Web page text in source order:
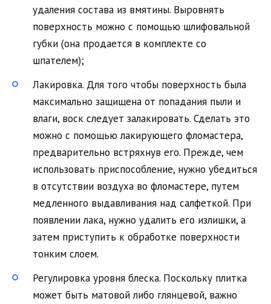
удаления состава из вмятины. Выровнять
поверхность можно с помощью шлифовальной
губки (она продается в комплекте со
шпателем);
Лакировка. Для того чтобы поверхность была
максимально защищена от попадания пыли и
влаги, воск следует залакировать. Сделать это
можно с помощью лакирующего фломастера,
предварительно встряхнув его. Прежде, чем
использовать приспособление, нужно убедиться
в отсутствии воздуха во фломастере, путем
медленного выдавливания над салфеткой. При
появлении лака, нужно удалить его излишки, а
затем приступить к обработке поверхности
тонким слоем.
Регулировка уровня блеска. Поскольку плитка
может быть матовой либо глянцевой, важно